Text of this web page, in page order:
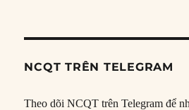
NCQT TRÊN TELEGRAM
Theo dõi NCQT trên Telegram để